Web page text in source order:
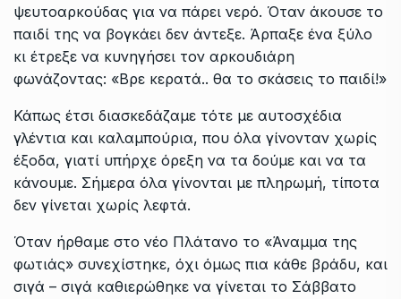
ψευτοαρκούδας για να πάρει νερό. Όταν άκουσε το
παιδί της να βογκάει δεν άντεξε. Άρπαξε ένα ξύλο
κι έτρεξε να κυνηγήσει τον αρκουδιάρη
φωνάζοντας: «Βρε κερατά.. θα το σκάσεις το παιδί!»
Κάπως έτσι διασκεδάζαμε τότε με αυτοσχέδια
γλέντια και καλαμπούρια, που όλα γίνονταν χωρίς
έξοδα, γιατί υπήρχε όρεξη να τα δούμε και να τα
κάνουμε. Σήμερα όλα γίνονται με πληρωμή, τίποτα
δεν γίνεται χωρίς λεφτά.
Όταν ήρθαμε στο νέο Πλάτανο το «Άναμμα της
φωτιάς» συνεχίστηκε, όχι όμως πια κάθε βράδυ, και
σιγά – σιγά καθιερώθηκε να γίνεται το Σάββατο